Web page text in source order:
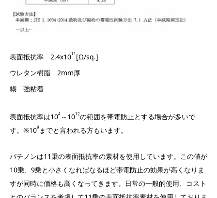
表面抵抗率 2.4x1011 [Ω/sq.]
ウレタン樹脂 2mm厚
糊 強粘着
表面抵抗率は104 ～ 1012の範囲を帯電防止とする場合が多いで
す。※109 までと言われる方もいます。
パチノンは11乗の表面抵抗率の素材を使用しています。この値が
10乗、9乗と小さくなればなるほど帯電防止の効果が高くなりま
すが同時に価格も高くなってきます。日常の一般的使用、コスト